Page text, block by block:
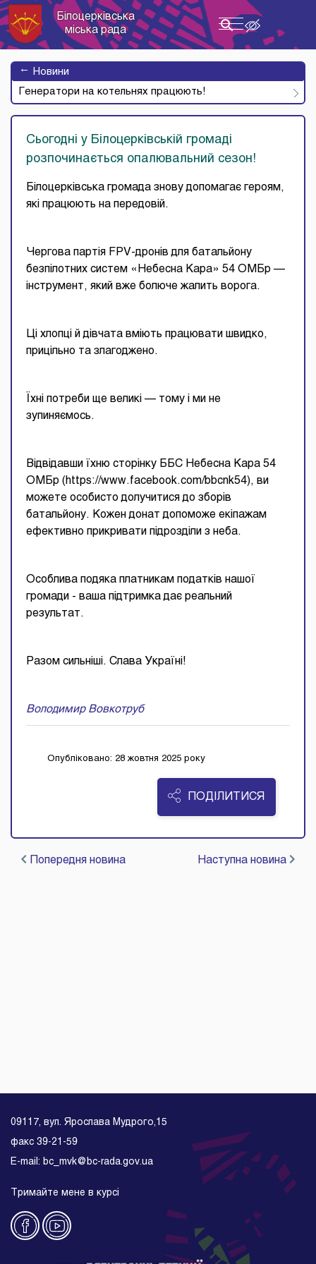
Toggle
navigation
Білоцерківська
міська рада
→
Новини
Генератори на котельнях працюють!
Сьогодні у Білоцерківській громаді
розпочинається опалювальний сезон!
Білоцерківська громада знову допомагає героям,
які працюють на передовій.
Чергова партія FPV-дронів для батальйону
безпілотних систем «Небесна Кара» 54 ОМБр —
інструмент, який вже болюче жалить ворога.
Ці хлопці й дівчата вміють працювати швидко,
прицільно та злагоджено.
Їхні потреби ще великі — тому і ми не
зупиняємось.
Відвідавши їхню сторінку ББС Небесна Кара 54
ОМБр (https://www.facebook.com/bbcnk54), ви
можете особисто долучитися до зборів
батальйону. Кожен донат допоможе екіпажам
ефективно прикривати підрозділи з неба.
Особлива подяка платникам податків нашої
громади - ваша підтримка дає реальний
результат.
Разом сильніші. Слава Україні!
Володимир Вовкотруб
Опубліковано: 28 жовтня 2025 року
ПОДІЛИТИСЯ
Попередня новина Наступна новина
09117, вул. Ярослава Мудрого,15
факс 39-21-59
E-mail: bc_mvk@bc-rada.gov.ua
Тримайте мене в курсі